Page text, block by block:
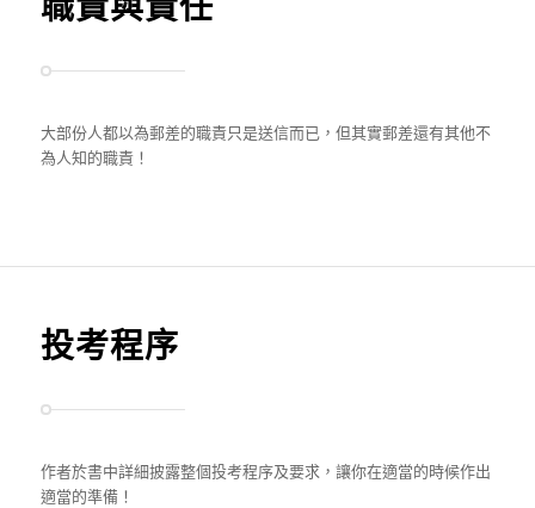
大部份人都以為郵差的職責只是送信而已，但其實郵差還有其他不
為人知的職責！
投考程序
作者於書中詳細披露整個投考程序及要求，讓你在適當的時候作出
適當的準備！